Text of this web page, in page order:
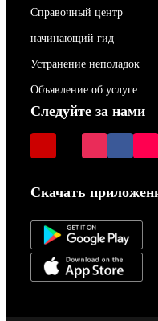
Справочный центр
начинающий гид
Устранение неполадок
Объявление об услуге
Следуйте за нами
Скачать